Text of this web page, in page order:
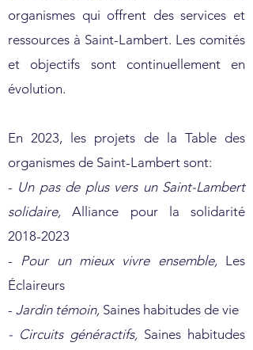
organismes qui offrent des services et
ressources à Saint-Lambert. Les comités
et objectifs sont continuellement en
évolution.
En 2023, les projets de la Table des
organismes de Saint-Lambert sont:
- Un pas de plus vers un Saint-Lambert
solidaire,Alliance pour la solidarité
2018-2023
- Pour un mieux vivre ensemble, Les
Éclaireurs
- Jardin témoin, Saines habitudes de vie
- Circuits généractifs, Saines habitudes